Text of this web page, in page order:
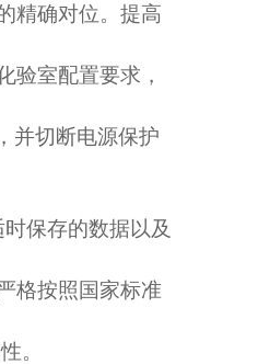
精确对位。提高
验室配置要求，
并切断电源保护
保存的数据以及
格按照国家标准
。